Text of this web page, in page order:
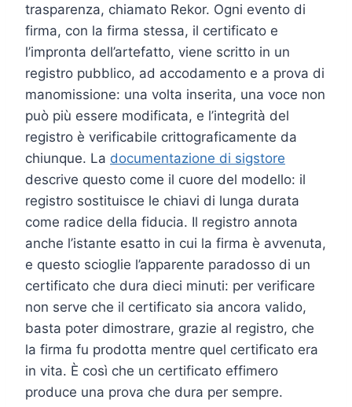
trasparenza, chiamato Rekor. Ogni evento di
firma, con la firma stessa, il certificato e
l’impronta dell’artefatto, viene scritto in un
registro pubblico, ad accodamento e a prova di
manomissione: una volta inserita, una voce non
può più essere modificata, e l’integrità del
registro è verificabile crittograficamente da
chiunque. La documentazione di sigstore
descrive questo come il cuore del modello: il
registro sostituisce le chiavi di lunga durata
come radice della fiducia. Il registro annota
anche l’istante esatto in cui la firma è avvenuta,
e questo scioglie l’apparente paradosso di un
certificato che dura dieci minuti: per verificare
non serve che il certificato sia ancora valido,
basta poter dimostrare, grazie al registro, che
la firma fu prodotta mentre quel certificato era
in vita. È così che un certificato effimero
produce una prova che dura per sempre.